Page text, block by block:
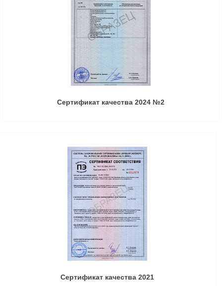
Сертификат качества 2024 №2
Сертификат качества 2021